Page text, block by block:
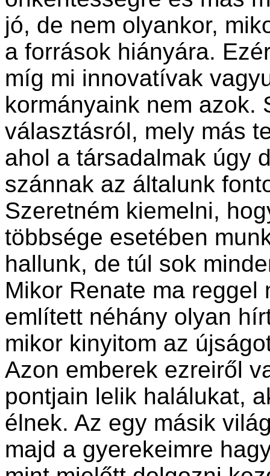
jó, de nem olyankor,
a források hiányára.
míg mi innovatívak
kormányaink nem azok.
választásról, mely más
ahol a társadalmak úgy
szánnak az általunk
Szeretném kiemelni,
többsége esetében
hallunk, de túl sok
Mikor Renate ma
említett néhány olyan
mikor kinyitom az
Azon emberek ezreiről
pontjain lelik halálukat,
élnek. Az egy másik
majd a gyerekeimre